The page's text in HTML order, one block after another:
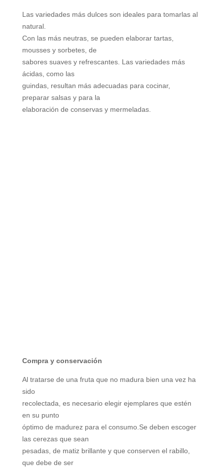
Las variedades más dulces son ideales para tomarlas al
natural.
Con las más neutras, se pueden elaborar tartas,
mousses y sorbetes, de
sabores suaves y refrescantes. Las variedades más
ácidas, como las
guindas, resultan más adecuadas para cocinar,
preparar salsas y para la
elaboración de conservas y mermeladas.
Compra y conservación
Al tratarse de una fruta que no madura bien una vez ha
sido
recolectada, es necesario elegir ejemplares que estén
en su punto
óptimo de madurez para el consumo.Se deben escoger
las cerezas que sean
pesadas, de matiz brillante y que conserven el rabillo,
que debe de ser